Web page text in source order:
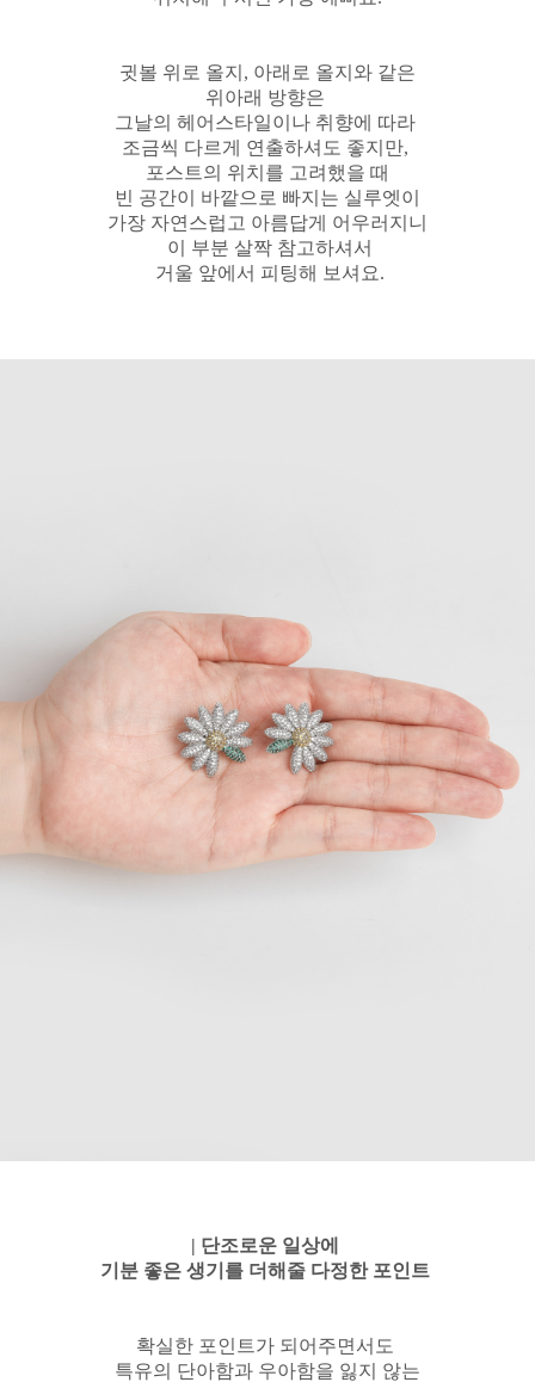
귓볼 위로 올지, 아래로 올지와 같은
위아래 방향은
그날의 헤어스타일이나 취향에 따라
조금씩 다르게 연출하셔도 좋지만,
포스트의 위치를 고려했을 때
빈 공간이 바깥으로 빠지는 실루엣이
가장 자연스럽고 아름답게 어우러지니
이 부분 살짝 참고하셔서
거울 앞에서 피팅해 보셔요.
| 단조로운 일상에
기분 좋은 생기를 더해줄 다정한 포인트
확실한 포인트가 되어주면서도
특유의 단아함과 우아함을 잃지 않는